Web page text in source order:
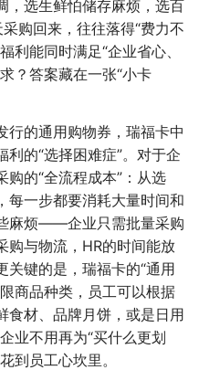
，选生鲜怕储存麻烦，选百
购回来，往往落得“费力不
利能同时满足“企业省心、
？答案藏在一张“小卡
行的通用购物券，瑞福卡中
的“选择困难症”。对于企
的“全流程成本”：从选
每一步都要消耗大量时间和
麻烦——企业只需批量采购
购与物流，HR的时间能放
关键的是，瑞福卡的“通用
商品种类，员工可以根据
食材、品牌月饼，或是日用
业不用再为“买什么更划
到员工心坎里。